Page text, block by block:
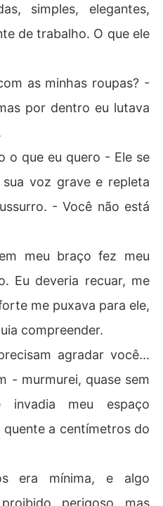
simples, elegantes,
de trabalho. O que ele
as minhas roupas? -
por dentro eu lutava
o que eu quero - Ele se
voz grave e repleta
- Você não está
meu braço fez meu
Eu deveria recuar, me
me puxava para ele,
compreender.
agradar você...
- murmurei, quase sem
invadia meu espaço
quente a centímetros do
era mínima, e algo
perigoso, mas